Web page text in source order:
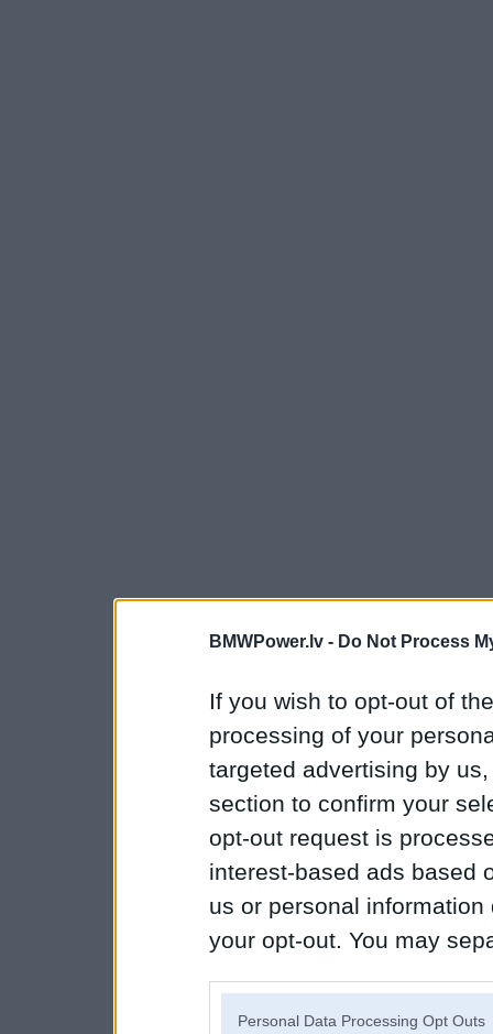
BMWPower.lv - Do Not Process
If you wish to opt-out of
processing of your
targeted advertising by
section to confirm your
opt-out request is
interest-based ads based
us or personal
your opt-out. You may
Personal Data Processing Opt Outs